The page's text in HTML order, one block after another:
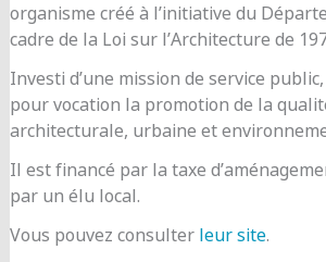
organisme créé à l’initiative du
cadre de la Loi sur l’Architecture de
Investi d’une mission de service public,
pour vocation la promotion de la
architecturale, urbaine et
Il est financé par la taxe
par un élu local.
Vous pouvez consulter leur site.